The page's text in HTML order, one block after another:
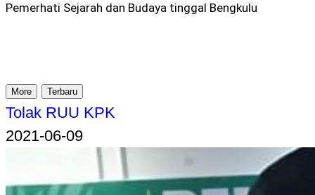
Pemerhati Sejarah dan Budaya tinggal Bengkulu
More Terbaru
Tolak RUU KPK
2021-06-09